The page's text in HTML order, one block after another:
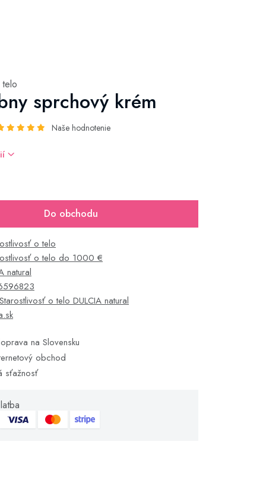
sprchový krém
Naše hodnotenie
Do obchodu
o telo
o telo do 1000 €
natural
Starostlivosť o telo DULCIA natural
na Slovensku
obchod
sťažnosť